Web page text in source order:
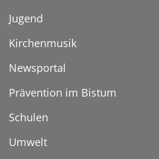
Jugend
Kirchenmusik
Newsportal
Prävention im Bistum
Schulen
Umwelt